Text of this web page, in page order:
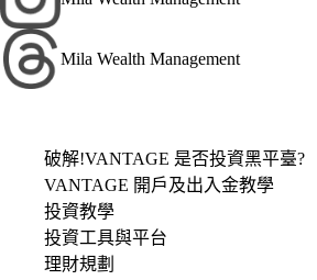
Mila Wealth Management
破解!VANTAGE 是否投資黑平臺?
VANTAGE 開戶及出入金教學
投資教學
投資工具與平台
理財規劃